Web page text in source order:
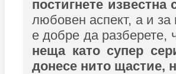
постигнете известна
любовен аспект, а и
е добре да разберете,
неща като супер
донесе нито щастие,